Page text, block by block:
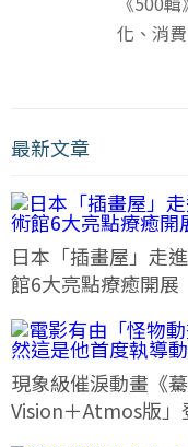
化、消
最新文章
日本「插畫屋」走
館6大亮點療癒開展
現象級催淚動畫《
Vision＋Atmos版」